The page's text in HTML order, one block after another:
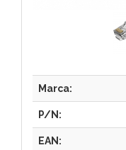
Marca:
P/N:
EAN: